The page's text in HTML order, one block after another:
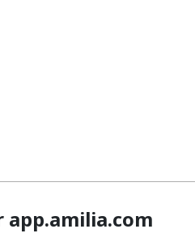
app.amilia.com